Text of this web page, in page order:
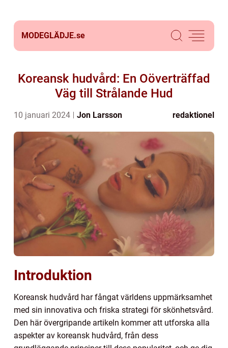
MODEGLÄDJE.se
Koreansk hudvård: En Oöverträffad
Väg till Strålande Hud
10 januari 2024 Jon Larsson redaktionel
Introduktion
Koreansk hudvård har fångat världens uppmärksamhet
med sin innovativa och friska strategi för skönhetsvård.
Den här övergripande artikeln kommer att utforska alla
aspekter av koreansk hudvård, från dess